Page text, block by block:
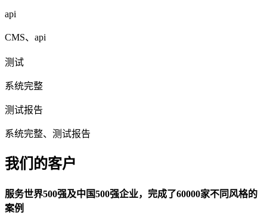
api
CMS、api
测试
系统完整
测试报告
系统完整、测试报告
我们的客户
服务世界500强及中国500强企业，完成了60000家不同风格的
案例